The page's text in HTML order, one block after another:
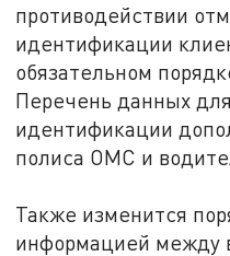
противодействии
идентификации
обязательном
Перечень данных
идентификации
полиса ОМС и
Также изменится
информацией между